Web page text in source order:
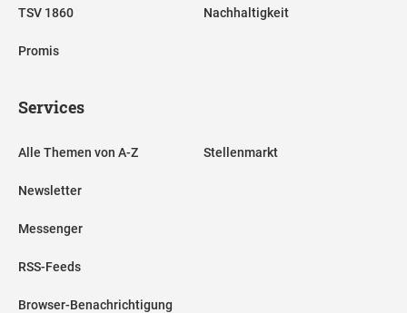
TSV 1860
Promis
Nachhaltigkeit
Services
Alle Themen von A-Z
Newsletter
Messenger
RSS-Feeds
Browser-Benachrichtigung
Stellenmarkt